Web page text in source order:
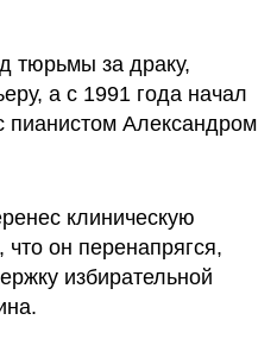
тюрьмы за драку,
а с 1991 года начал
пианистом Александром
клиническую
что он перенапрягся,
избирательной